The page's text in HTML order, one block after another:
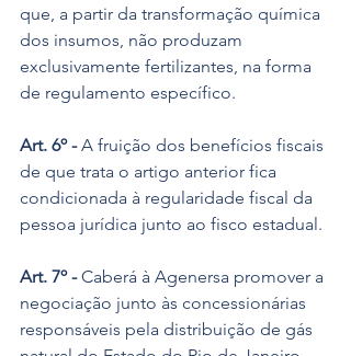
que, a partir da transformação química
dos insumos, não produzam
exclusivamente fertilizantes, na forma
de regulamento específico.
Art. 6º - A fruição dos benefícios fiscais
de que trata o artigo anterior fica
condicionada à regularidade fiscal da
pessoa jurídica junto ao fisco estadual.
Art. 7º - Caberá à Agenersa promover a
negociação junto às concessionárias
responsáveis pela distribuição de gás